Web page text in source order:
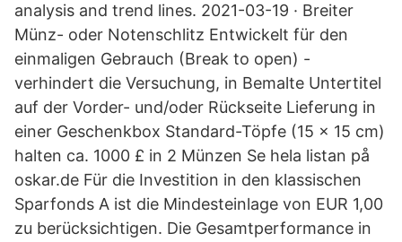
analysis and trend lines. 2021-03-19 · Breiter
Münz- oder Notenschlitz Entwickelt für den
einmaligen Gebrauch (Break to open) -
verhindert die Versuchung, in Bemalte Untertitel
auf der Vorder- und/oder Rückseite Lieferung in
einer Geschenkbox Standard-Töpfe (15 x 15 cm)
halten ca. 1000 £ in 2 Münzen Se hela listan på
oskar.de Für die Investition in den klassischen
Sparfonds A ist die Mindesteinlage von EUR 1,00
zu berücksichtigen. Die Gesamtperformance in